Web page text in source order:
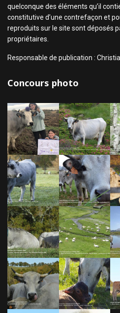
quelconque des éléments qu’il
constitutive d’une contrefaçon et
reproduits sur le site sont déposés
propriétaires.
Responsable de publication :
Concours photo